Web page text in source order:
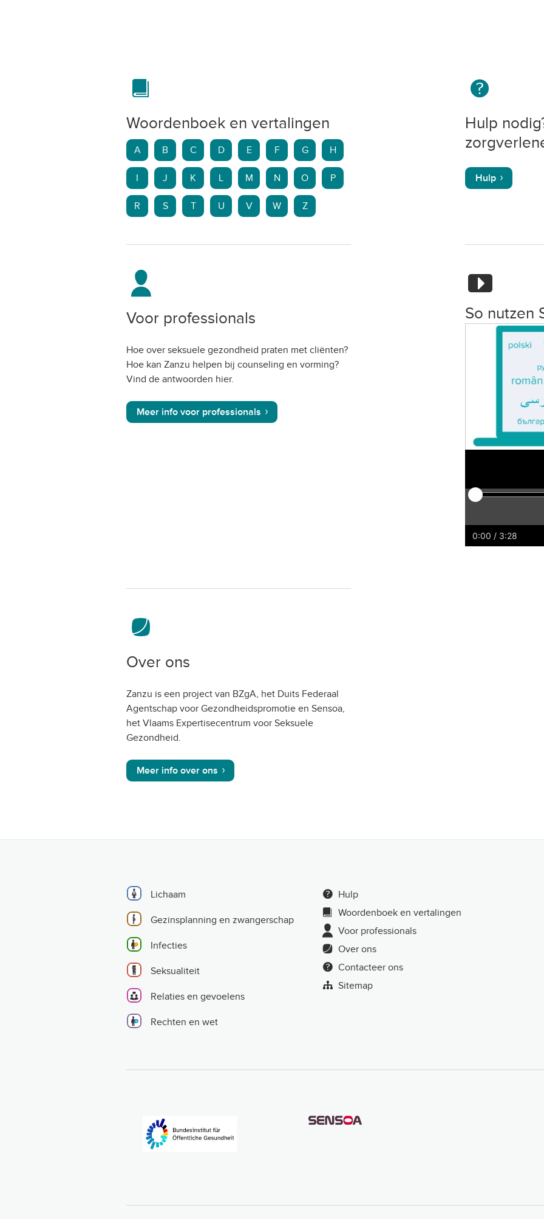
Woordenboek en vertalingen
A B C D E F G H
I J K L M N O P
R S T U V W Z
Hulp
Hulp
Voor professionals
Hoe over seksuele gezondheid praten met cliënten?
Hoe kan Zanzu helpen bij counseling en vorming?
Vind de antwoorden hier.
Meer info voor professionals
So nutzen
0:00 / 3:28
Over ons
Zanzu is een project van BZgA, het Duits Federaal
Agentschap voor Gezondheidspromotie en Sensoa,
het Vlaams Expertisecentrum voor Seksuele
Gezondheid.
Meer info over ons
Lichaam
Gezinsplanning en zwangerschap
Infecties
Seksualiteit
Relaties en gevoelens
Rechten en wet
Hulp
Woordenboek en vertalingen
Voor professionals
Over ons
Contacteer ons
Sitemap